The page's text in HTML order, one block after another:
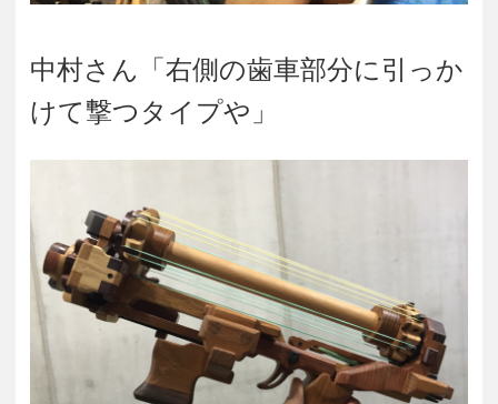
中村さん「右側の歯車部分に引っか
けて撃つタイプや」